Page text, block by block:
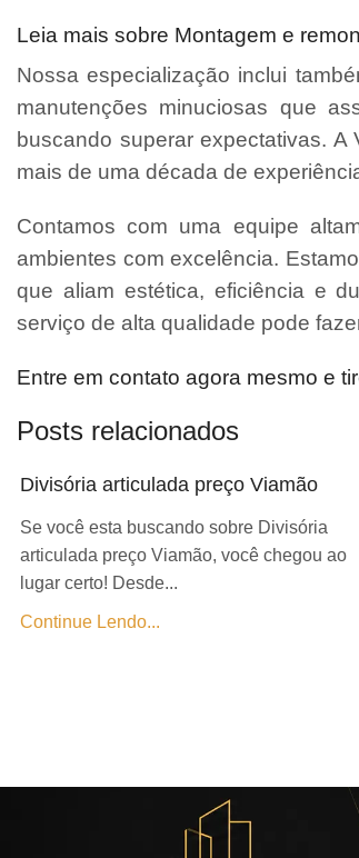
Leia mais sobre Montagem e
Nossa especialização inclui
manutenções minuciosas que
buscando superar expectativas.
mais de uma década de
Contamos com uma equipe
ambientes com excelência.
que aliam estética, eficiência e
serviço de alta qualidade pode
Entre em contato agora mesmo e
Posts relacionados
Divisória articulada preço Viamão
Se você esta buscando sobre Divisória
articulada preço Viamão, você chegou ao
lugar certo! Desde...
Continue Lendo...